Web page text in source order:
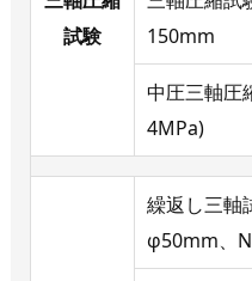
試験
150mm
中圧三軸圧
4MPa)
繰返し三軸
φ50mm、